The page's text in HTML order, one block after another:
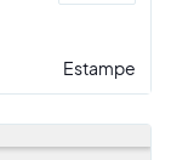
Estampe